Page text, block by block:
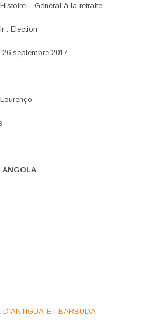
– Général à la retraite
: Election
septembre 2017
ANGOLA
ET-BARBUDA